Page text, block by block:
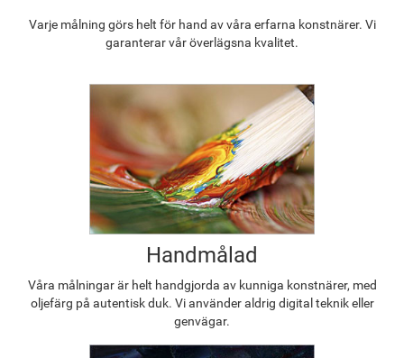
Varje målning görs helt för hand av våra erfarna konstnärer. Vi
garanterar vår överlägsna kvalitet.
Handmålad
Våra målningar är helt handgjorda av kunniga konstnärer, med
oljefärg på autentisk duk. Vi använder aldrig digital teknik eller
genvägar.